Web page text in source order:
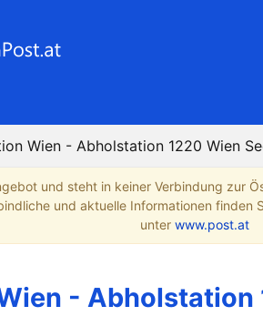
Wien - Abholstation 1220 Wien
und steht in keiner Verbindung zur
und aktuelle Informationen
unter www.post.at
- Abholstation